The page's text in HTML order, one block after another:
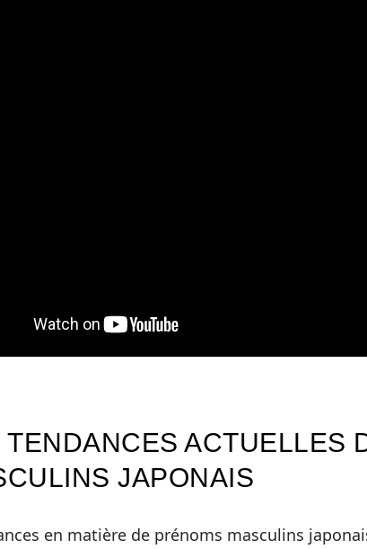
TENDANCES ACTUELLES
JAPONAIS
en matière de prénoms masculins